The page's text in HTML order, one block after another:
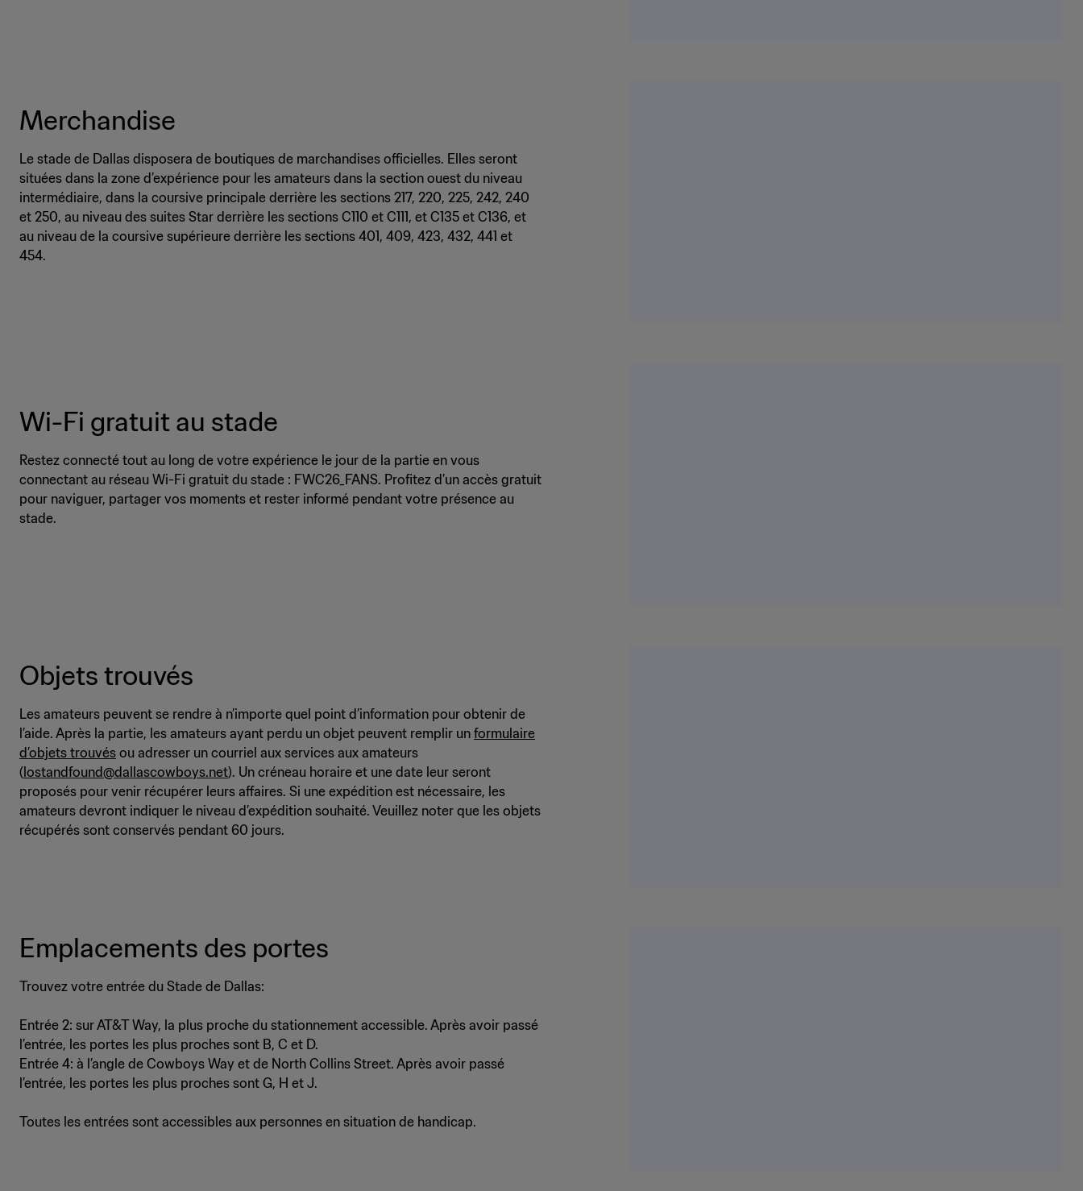
Merchandise
Le stade de Dallas disposera de boutiques de marchandises officielles. Elles seront
situées dans la zone d’expérience pour les amateurs dans la section ouest du niveau
intermédiaire, dans la coursive principale derrière les sections 217, 220, 225, 242, 240
et 250, au niveau des suites Star derrière les sections C110 et C111, et C135 et C136, et
au niveau de la coursive supérieure derrière les sections 401, 409, 423, 432, 441 et
454.
Wi-Fi gratuit au stade
Restez connecté tout au long de votre expérience le jour de la partie en vous
connectant au réseau Wi-Fi gratuit du stade : FWC26_FANS. Profitez d’un accès gratuit
pour naviguer, partager vos moments et rester informé pendant votre présence au
stade.
Objets trouvés
Les amateurs peuvent se rendre à n’importe quel point d’information pour obtenir de
l’aide. Après la partie, les amateurs ayant perdu un objet peuvent remplir un formulaire
d’objets trouvés ou adresser un courriel aux services aux amateurs
(lostandfound@dallascowboys.net). Un créneau horaire et une date leur seront
proposés pour venir récupérer leurs affaires. Si une expédition est nécessaire, les
amateurs devront indiquer le niveau d’expédition souhaité. Veuillez noter que les objets
récupérés sont conservés pendant 60 jours.
Emplacements des portes
Trouvez votre entrée du Stade de Dallas:
Entrée 2: sur AT&T Way, la plus proche du stationnement accessible. Après avoir passé
l’entrée, les portes les plus proches sont B, C et D.
Entrée 4: à l’angle de Cowboys Way et de North Collins Street. Après avoir passé
l’entrée, les portes les plus proches sont G, H et J.
Toutes les entrées sont accessibles aux personnes en situation de handicap.